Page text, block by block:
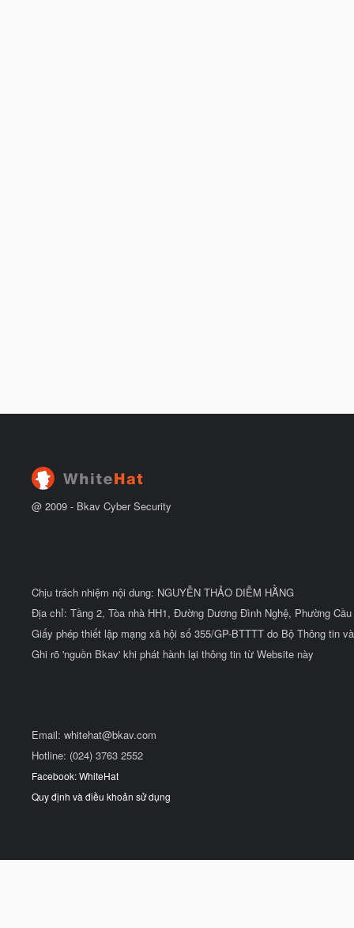
@ 2009 - Bkav Cyber Security
Chịu trách nhiệm nội dung: NGUYỄN THẢO DIỄM HẰNG
Địa chỉ: Tầng 2, Tòa nhà HH1, Đường Dương Đình Nghệ, Phường
Giấy phép thiết lập mạng xã hội số 355/GP-BTTTT do Bộ Thông tin
Ghi rõ 'nguồn Bkav' khi phát hành lại thông tin từ Website này
Email: whitehat@bkav.com
Hotline: (024) 3763 2552
Facebook: WhiteHat
Quy định và điều khoản sử dụng